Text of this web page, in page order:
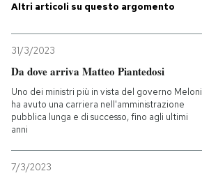
SHOP
Altri articoli su questo argomento
31/3/2023
Da dove arriva Matteo Piantedosi
Uno dei ministri più in vista del governo Meloni
ha avuto una carriera nell'amministrazione
pubblica lunga e di successo, fino agli ultimi
anni
7/3/2023